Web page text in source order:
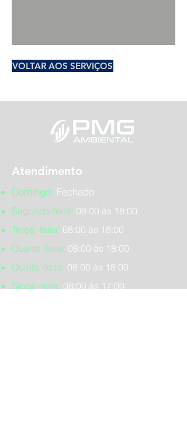
VOLTAR AOS SERVIÇOS
Atendimento
Domingo: Fechado
Segunda-feira: 08:00 às 18:00
Terça -feira: 08:00 às 18:00
Quarta -feira: 08:00 às 18:00
Quinta -feira: 08:00 às 18:00
Sexta -feira: 08:00 às 17:00